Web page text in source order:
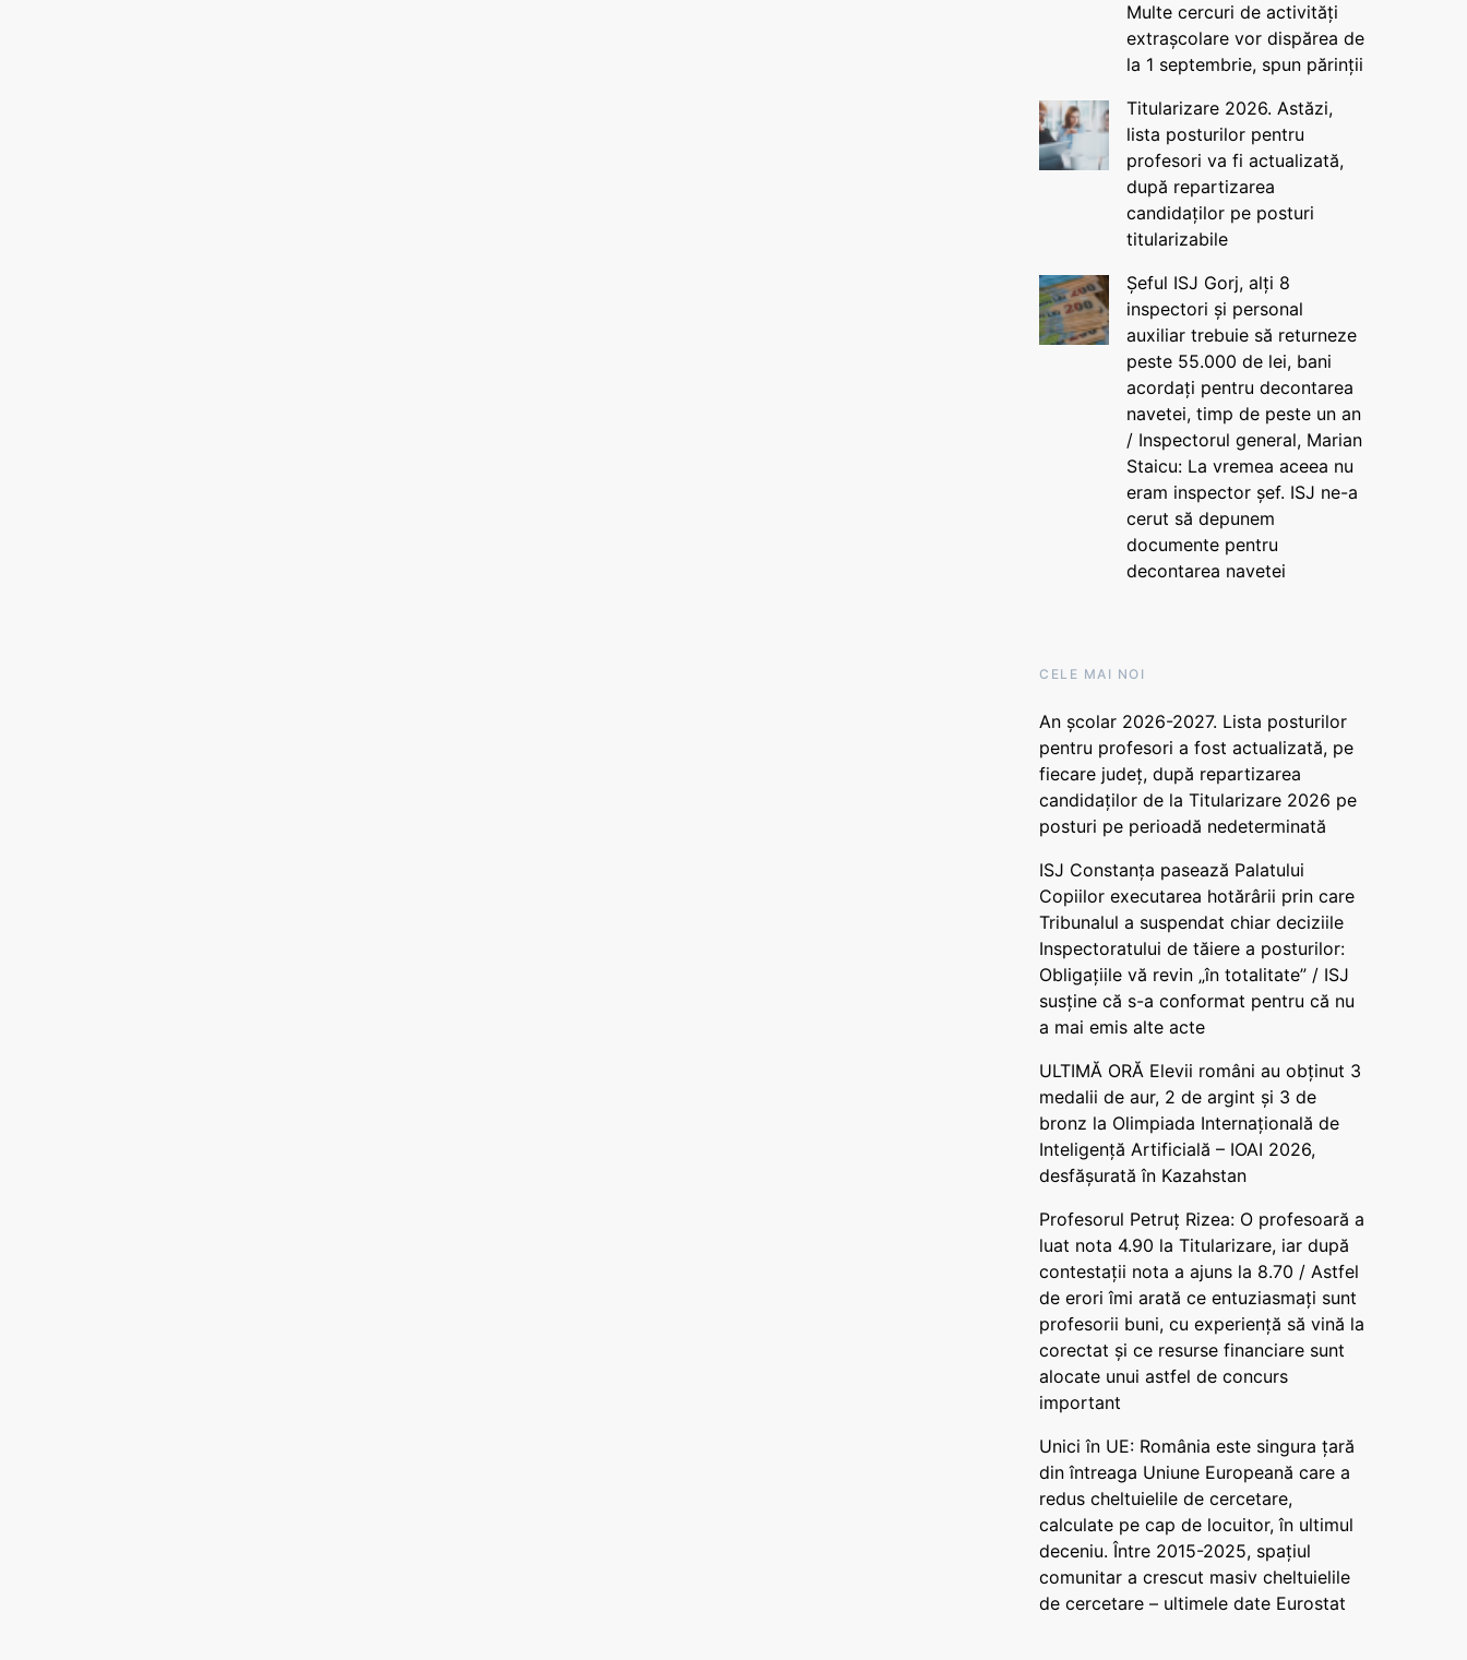
Multe cercuri de activități
extrașcolare vor dispărea de
la 1 septembrie, spun părinții
Titularizare 2026. Astăzi,
lista posturilor pentru
profesori va fi actualizată,
după repartizarea
candidaților pe posturi
titularizabile
Șeful ISJ Gorj, alți 8
inspectori și personal
auxiliar trebuie să returneze
peste 55.000 de lei, bani
acordați pentru decontarea
navetei, timp de peste un an
/ Inspectorul general, Marian
Staicu: La vremea aceea nu
eram inspector șef. ISJ ne-a
cerut să depunem
documente pentru
decontarea navetei
CELE MAI NOI
An școlar 2026-2027. Lista posturilor
pentru profesori a fost actualizată, pe
fiecare județ, după repartizarea
candidaților de la Titularizare 2026 pe
posturi pe perioadă nedeterminată
ISJ Constanța pasează Palatului
Copiilor executarea hotărârii prin care
Tribunalul a suspendat chiar deciziile
Inspectoratului de tăiere a posturilor:
Obligațiile vă revin „în totalitate” / ISJ
susține că s-a conformat pentru că nu
a mai emis alte acte
ULTIMĂ ORĂ Elevii români au obținut 3
medalii de aur, 2 de argint și 3 de
bronz la Olimpiada Internațională de
Inteligență Artificială – IOAI 2026,
desfășurată în Kazahstan
Profesorul Petruț Rizea: O profesoară a
luat nota 4.90 la Titularizare, iar după
contestații nota a ajuns la 8.70 / Astfel
de erori îmi arată ce entuziasmați sunt
profesorii buni, cu experiență să vină la
corectat și ce resurse financiare sunt
alocate unui astfel de concurs
important
Unici în UE: România este singura țară
din întreaga Uniune Europeană care a
redus cheltuielile de cercetare,
calculate pe cap de locuitor, în ultimul
deceniu. Între 2015-2025, spațiul
comunitar a crescut masiv cheltuielile
de cercetare – ultimele date Eurostat